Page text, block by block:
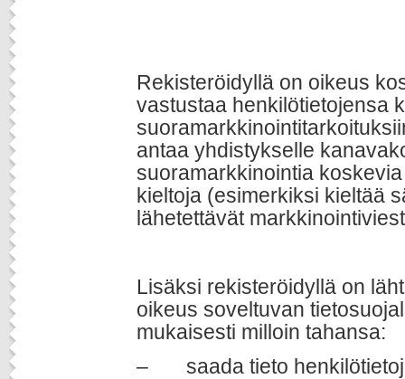
Rekisteröidyllä on oikeus
vastustaa henkilötietojensa
antaa yhdistykselle
suoramarkkinointia
kieltoja (esimerkiksi kieltää
lähetettävät
Lisäksi rekisteröidyllä on
oikeus soveltuvan
mukaisesti milloin tahansa:
– saada tieto